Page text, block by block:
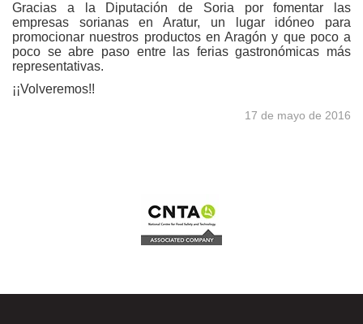
Gracias a la Diputación de Soria por fomentar las
empresas sorianas en Aratur, un lugar idóneo para
promocionar nuestros productos en Aragón y que poco a
poco se abre paso entre las ferias gastronómicas más
representativas.
¡¡Volveremos!!
17 de mayo de 2016